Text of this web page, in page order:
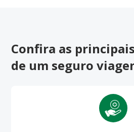
Confira as
de um seguro